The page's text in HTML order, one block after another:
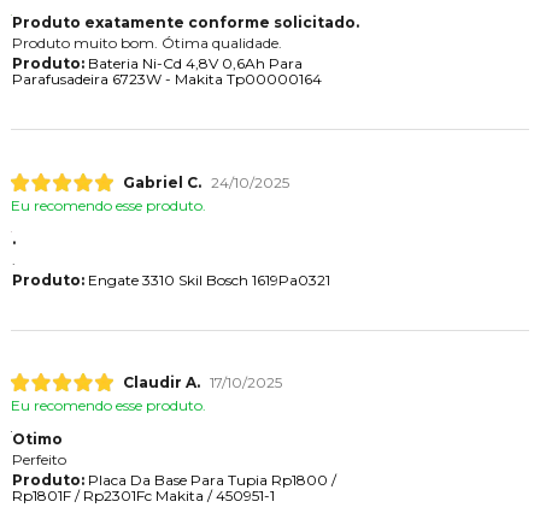
Produto exatamente conforme solicitado.
Produto muito bom. Ótima qualidade.
Produto:Bateria Ni-Cd 4,8V 0,6Ah Para
Parafusadeira 6723W - Makita Tp00000164
Gabriel C. 24/10/2025
Eu recomendo esse produto.
.
Produto:Engate 3310 Skil Bosch 1619Pa0321
Claudir A. 17/10/2025
Eu recomendo esse produto.
Otimo
Perfeito
Produto:Placa Da Base Para Tupia Rp1800 /
Rp1801F / Rp2301Fc Makita / 450951-1